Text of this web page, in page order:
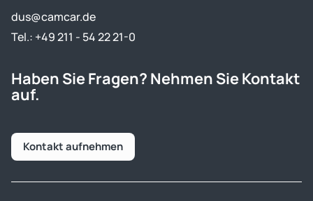
dus@camcar.de
Tel.: +49 211 - 54 22 21-0
Haben Sie Fragen? Nehmen Sie Kontakt
auf.
Kontakt aufnehmen